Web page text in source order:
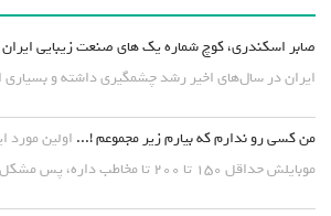
صابر اسکندری، کوچ شماره یک های صنعت زیبایی
ایران در سال‌های اخیر رشد چشمگیری داشته و
من کسی رو ندارم که بیارم زیر مجموعم !... اولین
موبایلش حداقل ۱۵۰ تا ۲۰۰ تا مخاطب داره، پس مشکل اصلی...